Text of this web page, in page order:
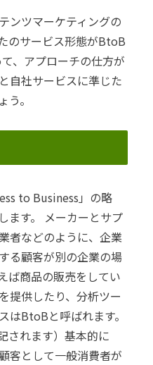
ンツマーケティングの
のサービス形態がBtoB
、アプローチの仕方が
自社サービスに準じた
。
to Business」の略
す。
メーカーとサプ
者などのように、企業
る顧客が別の企業の場
ば商品の販売をしてい
提供したり、分析ツー
はBtoBと呼ばれます。
されます） 基本的に
客として一般消費者が